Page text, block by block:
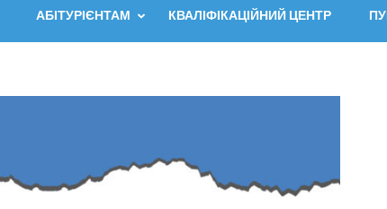
АБІТУРІЄНТАМ КВАЛІФІКАЦІЙНИЙ ЦЕНТР